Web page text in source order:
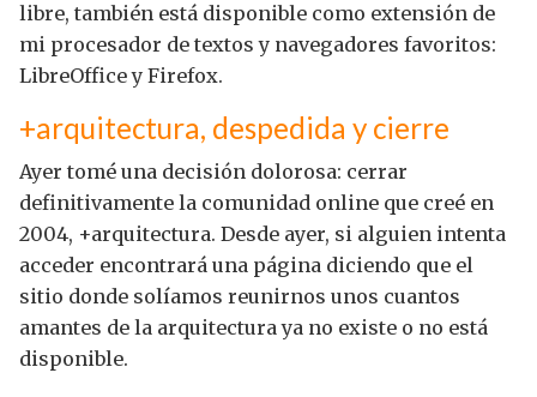
libre, también está disponible como extensión de
mi procesador de textos y navegadores favoritos:
LibreOffice y Firefox.
+arquitectura, despedida y cierre
Ayer tomé una decisión dolorosa: cerrar
definitivamente la comunidad online que creé en
2004, +arquitectura. Desde ayer, si alguien intenta
acceder encontrará una página diciendo que el
sitio donde solíamos reunirnos unos cuantos
amantes de la arquitectura ya no existe o no está
disponible.